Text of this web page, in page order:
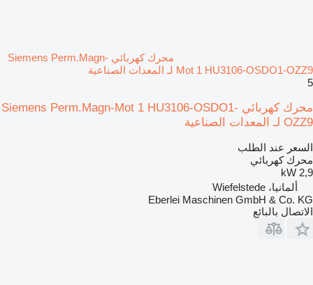
محرك كهربائي Siemens Perm.Magn-
Mot 1 HU3106-OSDO1-OZZ9 لـ المعدات الصناعية
5
محرك كهربائي Siemens Perm.Magn-Mot 1 HU3106-OSDO1-
OZZ9 لـ المعدات الصناعية
السعر عند الطلب
محرك كهربائي
2,9 kW
ألمانيا، Wiefelstede
Eberlei Maschinen GmbH & Co. KG
الاتصال بالبائع